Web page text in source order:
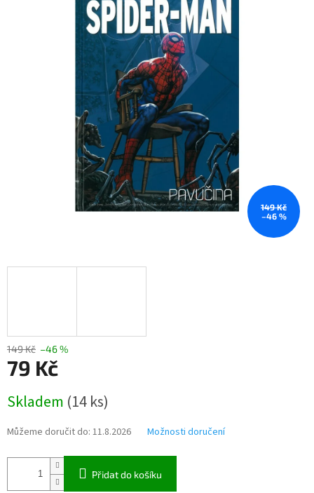
149 Kč
–46 %
149 Kč –46 %
79 Kč
cena:
Skladem (14 ks)
Můžeme doručit do: 11.8.2026 Možnosti doručení
Přidat do košíku